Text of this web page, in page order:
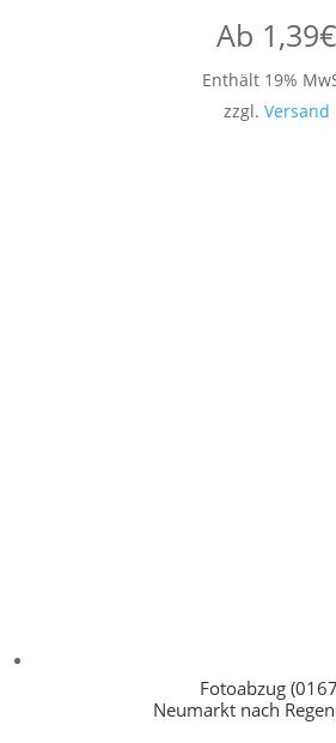
Ab 1,39€
Enthält 19%
zzgl. Versand
Fotoabzug
Neumarkt nach